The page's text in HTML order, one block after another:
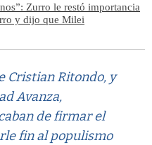
Zurro le restó importancia
y dijo que Milei
Cristian Ritondo, y
Avanza,
de firmar el
fin al populismo